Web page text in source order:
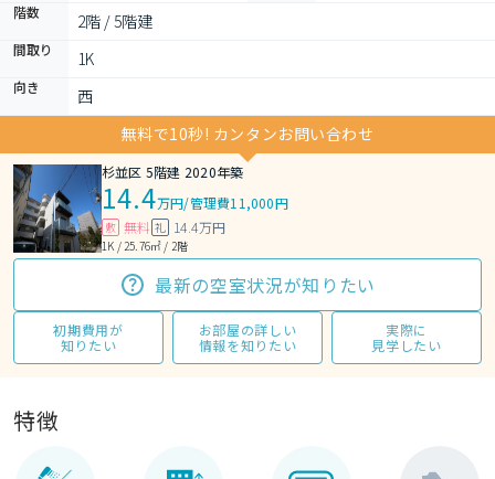
階数 2階 / 5階建
間取り 1K
向き
西
無料で10秒! カンタンお問い合わせ
杉並区 5階建 2020年築
14.4万円/管理費11,000円
敷 無料 礼 14.4万円
1K / 25.76㎡ / 2階
最新の空室状況が知りたい
初期費用が
知りたい
お部屋の詳しい
情報を知りたい
実際に
見学したい
特徴